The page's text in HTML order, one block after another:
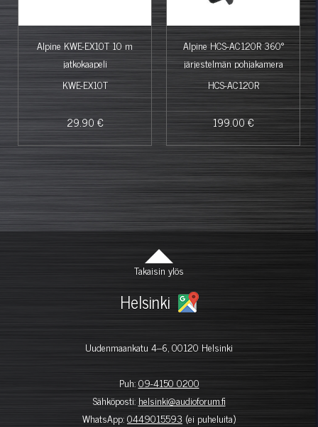
Alpine KWE-EX10T 10 m
jatkokaapeli
KWE-EX10T
29.90 €
Alpine HCS-AC120R 360°
järjestelmän pohjakamera
HCS-AC120R
199.00 €
Takaisin ylös
Helsinki
Uudenmaankatu 4–6, 00120 Helsinki
Puh:09-4150 0200
Sähköposti: helsinki@audioforum.fi
WhatsApp:0449015593 (ei puheluita)